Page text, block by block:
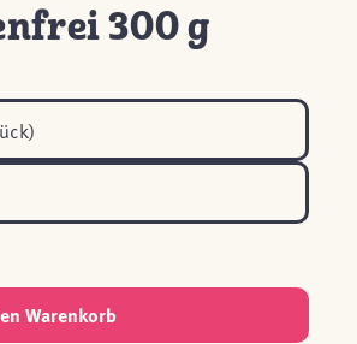
300 g
Warenkorb